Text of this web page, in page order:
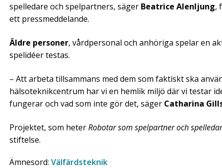
spelledare och spelpartners, säger Beatrice Alenljung,
ett pressmeddelande.
Äldre personer, vårdpersonal och anhöriga spelar en
spelidéer testas.
– Att arbeta tillsammans med dem som faktiskt ska
hälsoteknikcentrum har vi en hemlik miljö där vi testar
fungerar och vad som inte gör det, säger Catharina
Projektet, som heterRobotar som spelpartner och
stiftelse.
Ämnesord: Välfärdsteknik